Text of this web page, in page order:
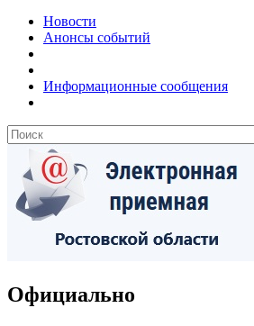
Новости
Анонсы событий
Информационные сообщения
Официально